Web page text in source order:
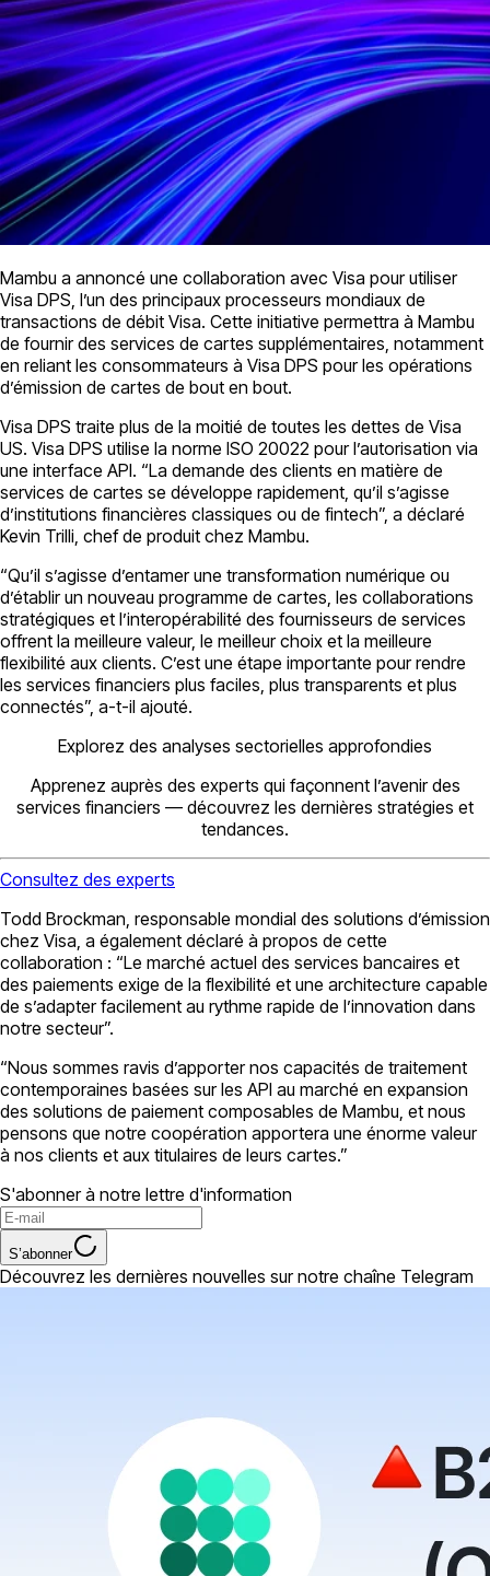
Mambu a annoncé une collaboration avec Visa pour utiliser
Visa DPS, l’un des principaux processeurs mondiaux de
transactions de débit Visa. Cette initiative permettra à Mambu
de fournir des services de cartes supplémentaires, notamment
en reliant les consommateurs à Visa DPS pour les opérations
d’émission de cartes de bout en bout.
Visa DPS traite plus de la moitié de toutes les dettes de Visa
US. Visa DPS utilise la norme ISO 20022 pour l’autorisation via
une interface API. “La demande des clients en matière de
services de cartes se développe rapidement, qu’il s’agisse
d’institutions financières classiques ou de fintech”, a déclaré
Kevin Trilli, chef de produit chez Mambu.
“Qu’il s’agisse d’entamer une transformation numérique ou
d’établir un nouveau programme de cartes, les collaborations
stratégiques et l’interopérabilité des fournisseurs de services
offrent la meilleure valeur, le meilleur choix et la meilleure
flexibilité aux clients. C’est une étape importante pour rendre
les services financiers plus faciles, plus transparents et plus
connectés”, a-t-il ajouté.
Explorez des analyses sectorielles approfondies
Apprenez auprès des experts qui façonnent l’avenir des
services financiers — découvrez les dernières stratégies et
tendances.
Consultez des experts
Todd Brockman, responsable mondial des solutions d’émission
chez Visa, a également déclaré à propos de cette
collaboration : “Le marché actuel des services bancaires et
des paiements exige de la flexibilité et une architecture capable
de s’adapter facilement au rythme rapide de l’innovation dans
notre secteur”.
“Nous sommes ravis d’apporter nos capacités de traitement
contemporaines basées sur les API au marché en expansion
des solutions de paiement composables de Mambu, et nous
pensons que notre coopération apportera une énorme valeur
à nos clients et aux titulaires de leurs cartes.”
S'abonner à notre lettre d'information
S’abonner
Découvrez les dernières nouvelles sur notre chaîne Telegram